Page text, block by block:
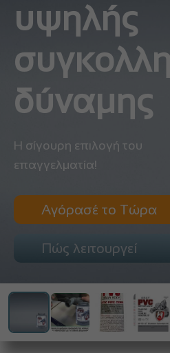
υψηλής
δύναμης
Η σίγουρη επιλογή του
επαγγελματία!
Αγόρασέ το Τώρα
Πώς λειτουργεί